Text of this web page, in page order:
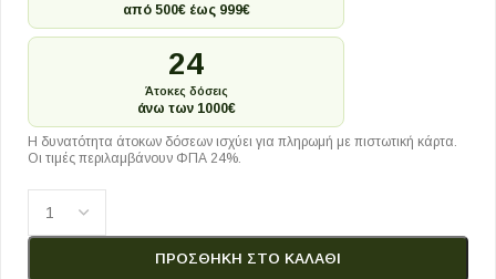
από 500€ έως 999€
24
Άτοκες δόσεις
άνω των 1000€
Η δυνατότητα άτοκων δόσεων ισχύει για πληρωμή με πιστωτική κάρτα.
Οι τιμές περιλαμβάνουν ΦΠΑ 24%.
ΠΡΟΣΘΉΚΗ ΣΤΟ ΚΑΛΆΘΙ